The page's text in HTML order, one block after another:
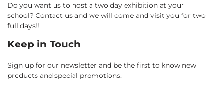
Do you want us to host a two day exhibition at your
school? Contact us and we will come and visit you for two
full days!!
Keep in Touch
Sign up for our newsletter and be the first to know new
products and special promotions.